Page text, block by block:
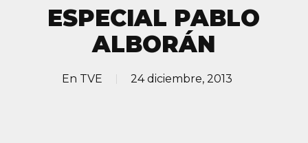
ESPECIAL PABLO
ALBORÁN
En TVE 24 diciembre, 2013